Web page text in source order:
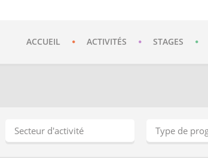
ACCUEIL ACTIVITÉS STAGES